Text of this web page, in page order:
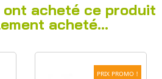
acheté ce produit
acheté...
PRIX PROMO !